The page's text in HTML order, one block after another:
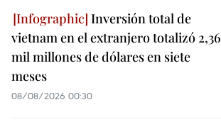
Inversión total de
vietnam en el extranjero totalizó 2,36
mil millones de dólares en siete
meses
08/08/2026 00:30